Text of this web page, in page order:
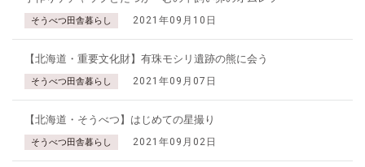
そうべつ田舎暮らし 2021年09月10日
【北海道・重要文化財】有珠モシリ遺跡の熊に会う
そうべつ田舎暮らし 2021年09月07日
【北海道・そうべつ】はじめての星撮り
そうべつ田舎暮らし 2021年09月02日